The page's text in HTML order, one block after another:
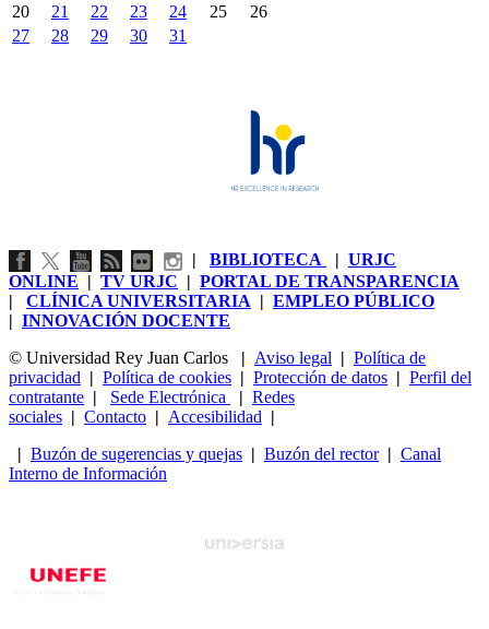
20
21 22 23 24 25
26
27
28 29 30 31
| BIBLIOTECA | URJC
ONLINE | TV URJC | PORTAL DE TRANSPARENCIA
| CLÍNICA UNIVERSITARIA | EMPLEO PÚBLICO
| INNOVACIÓN DOCENTE
© Universidad Rey Juan Carlos
| Aviso legal | Política de
privacidad | Política de cookies | Protección de datos | Perfil del
contratante | Sede Electrónica | Redes
sociales | Contacto | Accesibilidad |
| Buzón de sugerencias y quejas | Buzón del rector| Canal
Interno de Información